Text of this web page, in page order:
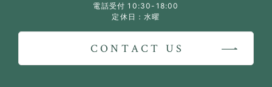
電話受付 10:30-18:00
定休日：水曜
CONTACT US